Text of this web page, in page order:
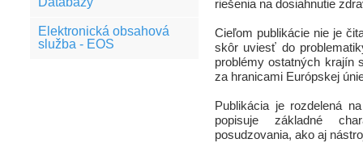
Elektronická obsahová
služba - EOS
riešenia na dosiahnutie
Cieľom publikácie nie je
skôr uviesť do
problémy ostatných krajín
za hranicami Európskej
Publikácia je rozdelená
popisuje základné
posudzovania, ako aj